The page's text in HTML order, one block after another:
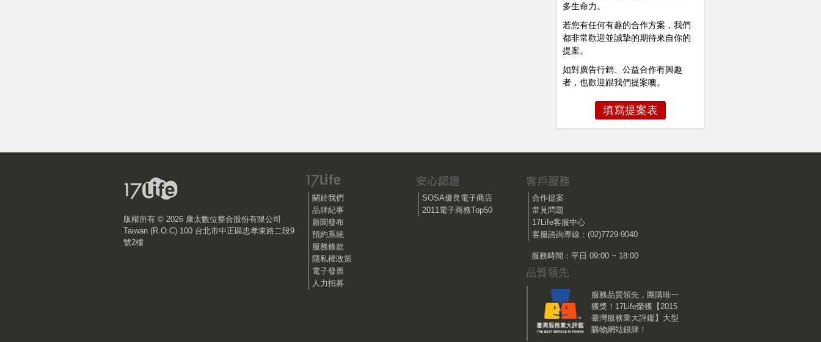
多生命力。
若您有任何有趣的合作方案，我們
都非常歡迎並誠摯的期待來自你的
提案。
如對廣告行銷、公益合作有興趣
者，也歡迎跟我們提案噢。
填寫提案表
版權所有 © 2026 康太數位整合股份有限公司
Taiwan (R.O.C) 100 台北市中正區忠孝東路二段9
號2樓
關於我們
品牌紀事
新聞發布
預約系統
服務條款
隱私權政策
電子發票
人力招募
SOSA優良電子商店
2011電子商務Top50
合作提案
常見問題
17Life客服中心
客服諮詢專線：(02)7729-9040
服務時間：平日 09:00 ~ 18:00
服務品質領先，團購唯一
獲獎！17Life榮獲【2015
臺灣服務業大評鑑】大型
購物網站銀牌！